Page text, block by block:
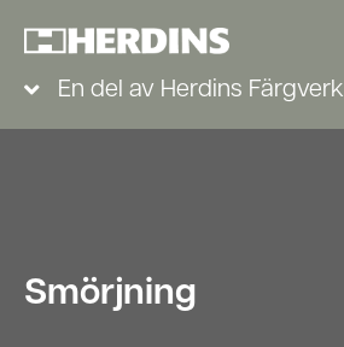
En del av Herdins Färgverk
Smörjning